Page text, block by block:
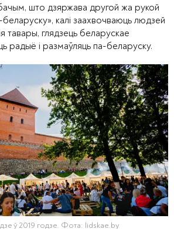
што дзяржава другой жа рукой
беларуску», калі заахвочваюць людзей
тавары, глядзець беларускае
радыё і размаўляць па-беларуску.
ў 2019 годзе. Фота: lidskae.by